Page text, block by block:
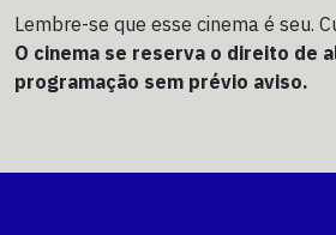
Lembre-se que esse cinema é seu.
O cinema se reserva o direito de
programação sem prévio aviso.